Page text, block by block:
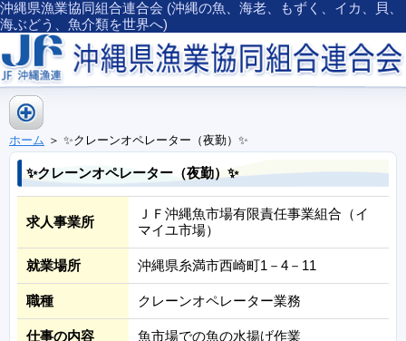
沖縄県漁業協同組合連合会 (沖縄の魚、海老、もずく、イカ、貝、
海ぶどう、魚介類を世界へ)
ホーム ＞ ✨クレーンオペレーター（夜勤）✨
✨クレーンオペレーター（夜勤）✨
求人事業所
ＪＦ沖縄魚市場有限責任事業組合（イ
マイユ市場）
就業場所 沖縄県糸満市西崎町1－4－11
職種 クレーンオペレーター業務
仕事の内容 魚市場での魚の水揚げ作業